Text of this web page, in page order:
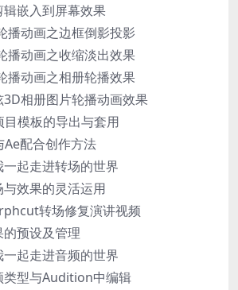
嵌入到屏幕效果
播动画之边框倒影投影
播动画之收缩淡出效果
播动画之相册轮播效果
相册图片轮播动画效果
模板的导出与套用
配合创作方法
起走进转场的世界
效果的灵活运用
转场修复演讲视频
预设及管理
起走进音频的世界
类型与Audition中编辑